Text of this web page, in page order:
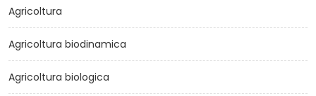
Agricoltura
Agricoltura biodinamica
Agricoltura biologica